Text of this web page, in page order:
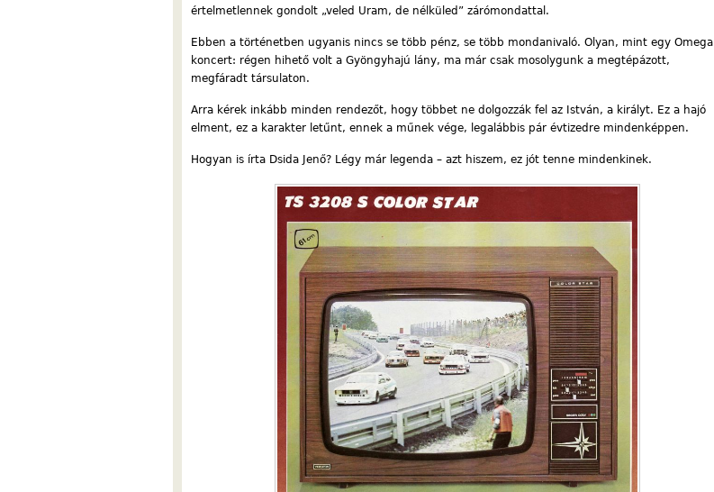
értelmetlennek gondolt „veled Uram, de nélküled” zárómondattal.
Ebben a történetben ugyanis nincs se több pénz, se több mondanivaló. Olyan, mint egy Omega
koncert: régen hihető volt a Gyöngyhajú lány, ma már csak mosolygunk a megtépázott,
megfáradt társulaton.
Arra kérek inkább minden rendezőt, hogy többet ne dolgozzák fel az István, a királyt. Ez a hajó
elment, ez a karakter letűnt, ennek a műnek vége, legalábbis pár évtizedre mindenképpen.
Hogyan is írta Dsida Jenő? Légy már legenda – azt hiszem, ez jót tenne mindenkinek.